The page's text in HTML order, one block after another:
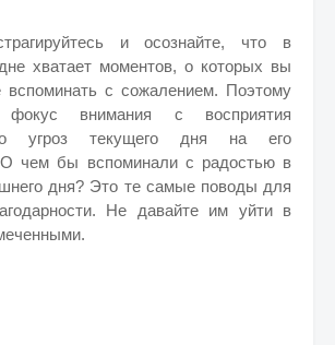
и осознайте, что в
хватает моментов, о которых вы
вспоминать с сожалением. Поэтому
фокус внимания с восприятия
угроз текущего дня на его
О чем бы вспоминали с радостью в
дня? Это те самые поводы для
Не давайте им уйти в